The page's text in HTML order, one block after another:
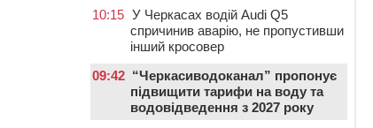
10:15 У Черкасах водій Audi Q5
спричинив аварію, не пропустивши
інший кросовер
09:42 “Черкасиводоканал” пропонує
підвищити тарифи на воду та
водовідведення з 2027 року